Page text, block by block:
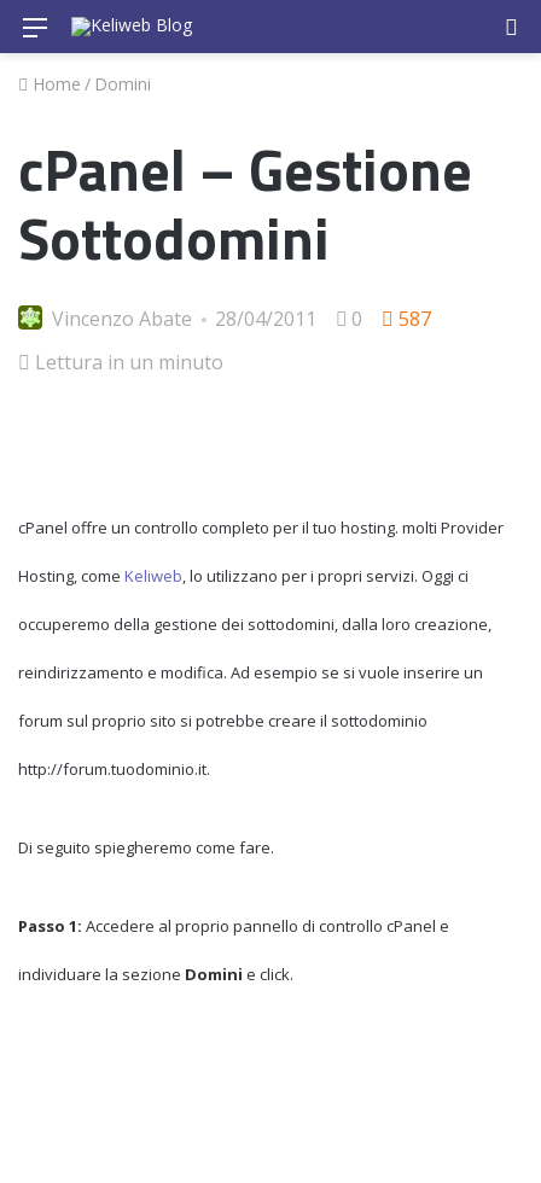
Menu
Home / Domini
cPanel – Gestione
Sottodomini
Vincenzo Abate 28/04/2011 0
587
Lettura in un minuto
cPanel offre un controllo completo per il tuo hosting. molti Provider
Hosting, come Keliweb, lo utilizzano per i propri servizi. Oggi ci
occuperemo della gestione dei sottodomini, dalla loro creazione,
reindirizzamento e modifica. Ad esempio se si vuole inserire un
forum sul proprio sito si potrebbe creare il sottodominio
http://forum.tuodominio.it.
Di seguito spiegheremo come fare.
Passo 1: Accedere al proprio pannello di controllo cPanel e
individuare la sezione Domini e click.